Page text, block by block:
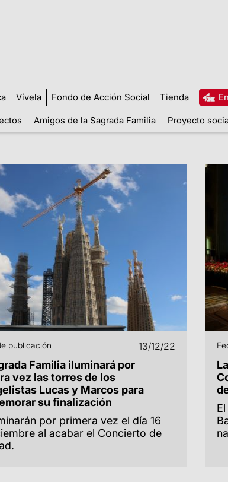
Vívela Fondo de Acción Social Tienda
Amigos de la Sagrada Familia Proyecto
publicación 13/12/22
Familia iluminará por
vez las torres de los
Lucas y Marcos para
su finalización
por primera vez el día 16
al acabar el Concierto de